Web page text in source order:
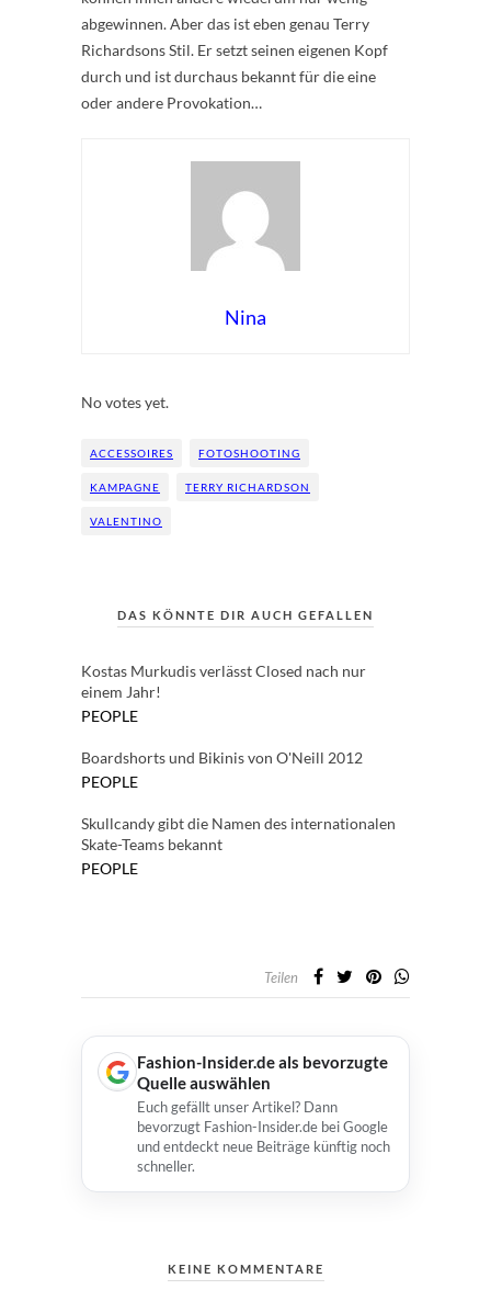
abgewinnen. Aber das ist eben genau Terry
Richardsons Stil. Er setzt seinen eigenen Kopf
durch und ist durchaus bekannt für die eine
oder andere Provokation…
Nina
No votes yet.
ACCESSOIRES FOTOSHOOTING
KAMPAGNE TERRY RICHARDSON
VALENTINO
DAS KÖNNTE DIR AUCH GEFALLEN
Kostas Murkudis verlässt Closed nach nur
einem Jahr!
PEOPLE
Boardshorts und Bikinis von O'Neill 2012
PEOPLE
Skullcandy gibt die Namen des internationalen
Skate-Teams bekannt
PEOPLE
Teilen
Fashion-Insider.de als bevorzugte
Quelle auswählen
Euch gefällt unser Artikel? Dann
bevorzugt Fashion-Insider.de bei Google
und entdeckt neue Beiträge künftig noch
schneller.
KEINE KOMMENTARE